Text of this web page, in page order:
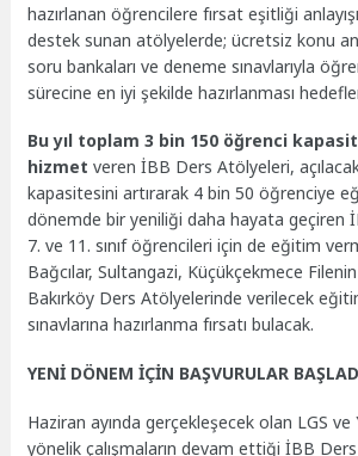
hazırlanan öğrencilere fırsat eşitliği
destek sunan atölyelerde; ücretsiz konu
soru bankaları ve deneme sınavlarıyla
sürecine en iyi şekilde hazırlanması
Bu yıl toplam 3 bin 150 öğrenci
hizmet veren İBB Ders Atölyeleri,
kapasitesini artırarak 4 bin 50 öğrenciye
dönemde bir yeniliği daha hayata geçiren
7. ve 11. sınıf öğrencileri için de eğitim
Bağcılar, Sultangazi, Küçükçekmece
Bakırköy Ders Atölyelerinde verilecek
sınavlarına hazırlanma fırsatı bulacak.
YENİ DÖNEM İÇİN BAŞVURULAR
Haziran ayında gerçekleşecek olan LGS ve
yönelik çalışmaların devam ettiği İBB